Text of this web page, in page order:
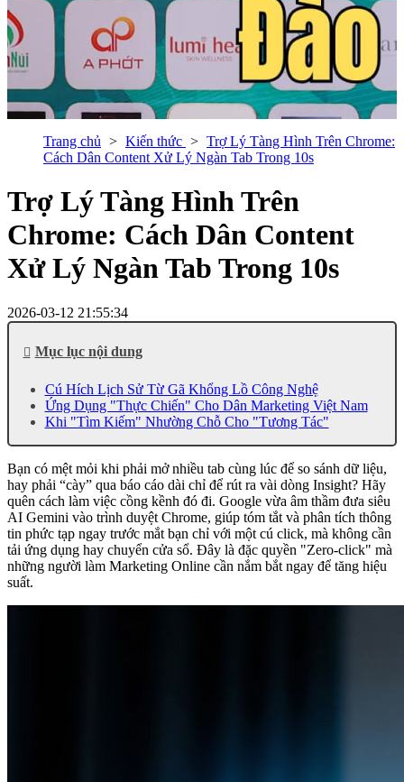
Trang chủ Kiến thức
Trợ Lý Tàng Hình Trên Chrome:
Cách Dân Content Xử Lý Ngàn Tab Trong 10s
Trợ Lý Tàng Hình Trên
Chrome: Cách Dân Content
Xử Lý Ngàn Tab Trong 10s
2026-03-12 21:55:34
Mục lục nội dung
Cú Hích Lịch Sử Từ Gã Khổng Lồ Công Nghệ
Ứng Dụng "Thực Chiến" Cho Dân Marketing Việt Nam
Khi "Tìm Kiếm" Nhường Chỗ Cho "Tương Tác"
Bạn có mệt mỏi khi phải mở nhiều tab cùng lúc để so sánh dữ liệu,
hay phải “cày” qua báo cáo dài chỉ để rút ra vài dòng Insight? Hãy
quên cách làm việc cồng kềnh đó đi. Google vừa âm thầm đưa siêu
AI Gemini vào trình duyệt Chrome, giúp tóm tắt và phân tích thông
tin phức tạp ngay trước mắt bạn chỉ với một cú click, mà không cần
tải ứng dụng hay chuyển cửa sổ. Đây là đặc quyền "Zero-click" mà
những người làm Marketing Online cần nắm bắt ngay để tăng hiệu
suất.